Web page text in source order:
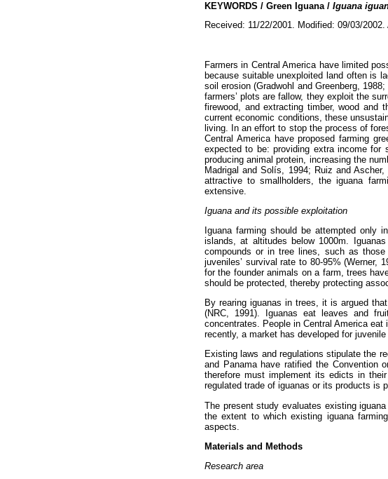
KEYWORDS / Green Iguana / Iguana
Received: 11/22/2001. Modified: 09/03/
Farmers in Central America have limited
because suitable unexploited land often is
soil erosion (Gradwohl and Greenberg,
farmers’ plots are fallow, they exploit the
firewood, and extracting timber, wood and
current economic conditions, these
living. In an effort to stop the process of
Central America have proposed farming
expected to be: providing extra income for
producing animal protein, increasing the
Madrigal and Solís, 1994; Ruiz and
attractive to smallholders, the iguana
extensive.
Iguana and its possible exploitation
Iguana farming should be attempted only
islands, at altitudes below 1000m.
compounds or in tree lines, such as
juveniles’ survival rate to 80-95% (Werner,
for the founder animals on a farm, trees
should be protected, thereby protecting
By rearing iguanas in trees, it is argued
(NRC, 1991). Iguanas eat leaves and
concentrates. People in Central America
recently, a market has developed for
Existing laws and regulations stipulate the
and Panama have ratified the Convention
therefore must implement its edicts in
regulated trade of iguanas or its products is
The present study evaluates existing
the extent to which existing iguana
aspects.
Materials and Methods
Research area